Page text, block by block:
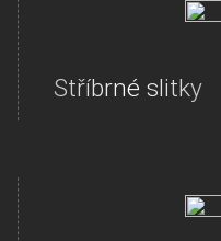
Stříbrné slitky